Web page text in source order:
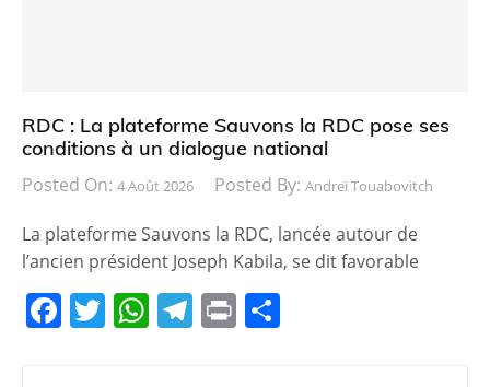
RDC : La plateforme Sauvons la RDC pose ses
conditions à un dialogue national
Posted On: 4 Août 2026 Posted By: Andreï Touabovitch
La plateforme Sauvons la RDC, lancée autour de
l’ancien président Joseph Kabila, se dit favorable
F T W T Pr